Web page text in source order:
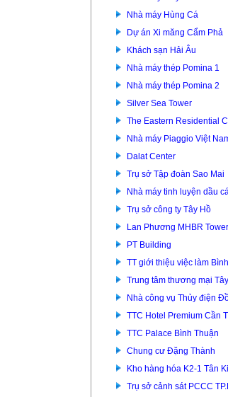
Nhà máy Hùng Cá
Dự án Xi măng Cẩm Phả
Khách sạn Hải Âu
Nhà máy thép Pomina 1
Nhà máy thép Pomina 2
Silver Sea Tower
The Eastern Residential
Nhà máy Piaggio Việt
Dalat Center
Trụ sở Tập đoàn Sao Mai
Nhà máy tinh luyện dầu
Trụ sở công ty Tây Hồ
Lan Phương MHBR Tower
PT Building
TT giới thiệu việc làm
Trung tâm thương mại
Nhà công vụ Thủy điện
TTC Hotel Premium Cần
TTC Palace Bình Thuận
Chung cư Đặng Thành
Kho hàng hóa K2-1 Tân
Trụ sở cảnh sát PCCC